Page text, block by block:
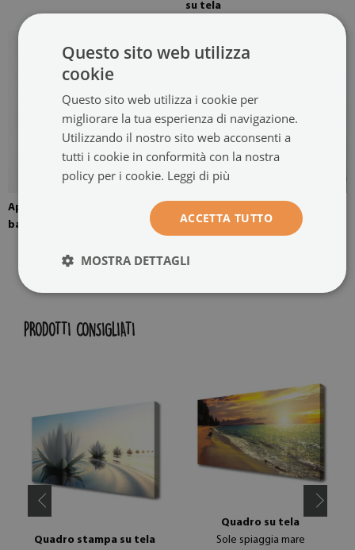
su tela
Appendino montato sulle
barelle
Il dipinto su tela è pronto per
essere appeso
PRODOTTI CONSIGLIATI
Quadro stampa su tela
Quadro su tela
Sole spiaggia mare
Questo sito web utilizza
cookie
Questo sito web utilizza i cookie per
migliorare la tua esperienza di navigazione.
Utilizzando il nostro sito web acconsenti a
tutti i cookie in conformità con la nostra
policy per i cookie. Leggi di più
ACCETTA TUTTO
MOSTRA DETTAGLI